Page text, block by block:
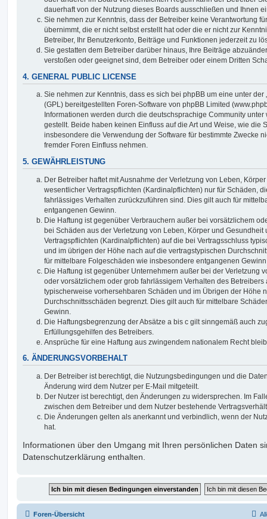
dauerhaft von der Nutzung dieses Boards ausschließen und Ihnen
Sie nehmen zur Kenntnis, dass der Betreiber keine Verantwortung
übernimmt, die er nicht selbst erstellt hat oder die er nicht zur
Betreiber, Ihr Benutzerkonto, Beiträge und Funktionen jederzeit zu
Sie gestatten dem Betreiber darüber hinaus, Ihre Beiträge
verstoßen oder geeignet sind, dem Betreiber oder einem Dritten
4. GENERAL PUBLIC LICENSE
Sie nehmen zur Kenntnis, dass es sich bei phpBB um eine unter der
(GPL) bereitgestellten Foren-Software von phpBB Limited
Informationen werden durch die deutschsprachige Community
gestellt. Beide haben keinen Einfluss auf die Art und Weise, wie die
insbesondere die Verwendung der Software für bestimmte Zwecke
fremder Foren Einfluss nehmen.
5. GEWÄHRLEISTUNG
Der Betreiber haftet mit Ausnahme der Verletzung von Leben,
wesentlicher Vertragspflichten (Kardinalpflichten) nur für Schäden,
fahrlässiges Verhalten zurückzuführen sind. Dies gilt auch für
entgangenen Gewinn.
Die Haftung ist gegenüber Verbrauchern außer bei vorsätzlichem
bei Schäden aus der Verletzung von Leben, Körper und
Vertragspflichten (Kardinalpflichten) auf die bei Vertragsschluss
und im übrigen der Höhe nach auf die vertragstypischen
für mittelbare Folgeschäden wie insbesondere entgangenen
Die Haftung ist gegenüber Unternehmern außer bei der Verletzung
oder vorsätzlichem oder grob fahrlässigem Verhalten des Betreibers
typischerweise vorhersehbaren Schäden und im Übrigen der Höhe
Durchschnittsschäden begrenzt. Dies gilt auch für mittelbare
Gewinn.
Die Haftungsbegrenzung der Absätze a bis c gilt sinngemäß auch
Erfüllungsgehilfen des Betreibers.
Ansprüche für eine Haftung aus zwingendem nationalem Recht
6. ÄNDERUNGSVORBEHALT
Der Betreiber ist berechtigt, die Nutzungsbedingungen und die
Änderung wird dem Nutzer per E-Mail mitgeteilt.
Der Nutzer ist berechtigt, den Änderungen zu widersprechen. Im
zwischen dem Betreiber und dem Nutzer bestehende
Die Änderungen gelten als anerkannt und verbindlich, wenn der
hat.
Informationen über den Umgang mit Ihren persönlichen Daten
Datenschutzerklärung enthalten.
Foren-Übersicht